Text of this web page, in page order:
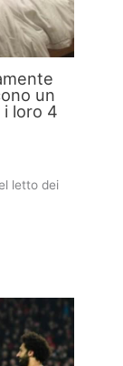
un
loro 4
letto dei